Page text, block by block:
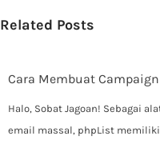
Related Posts
Cara Membuat
Halo, Sobat Jagoan! Sebagai
email massal, phpList